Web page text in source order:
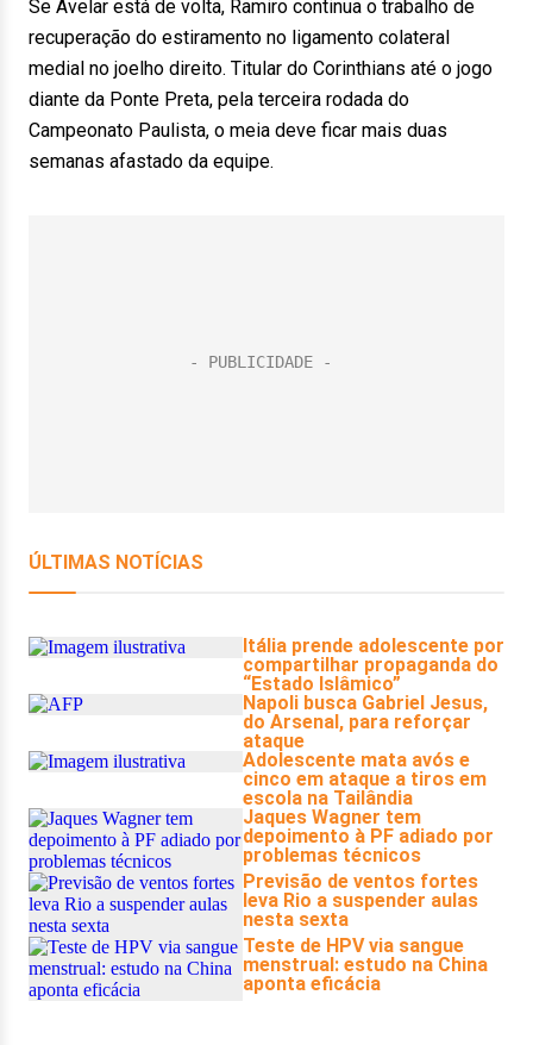
Se Avelar está de volta, Ramiro continua o trabalho de
recuperação do estiramento no ligamento colateral
medial no joelho direito. Titular do Corinthians até o jogo
diante da Ponte Preta, pela terceira rodada do
Campeonato Paulista, o meia deve ficar mais duas
semanas afastado da equipe.